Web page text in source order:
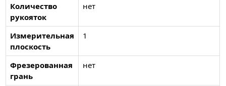
Количество
рукояток
нет
Измерительная
плоскость
1
Фрезерованная
грань
нет